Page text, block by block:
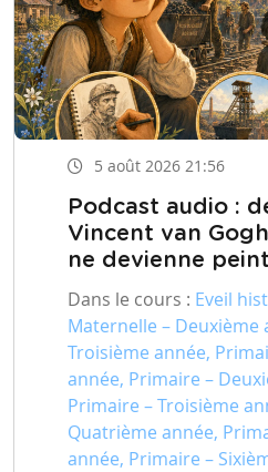
5 août 2026 21:56
Podcast audio :
Vincent van
ne devienne
Dans le cours : Eveil
Maternelle – Deuxième
Troisième année,
année, Primaire –
Primaire – Troisième
Quatrième année,
année, Primaire –